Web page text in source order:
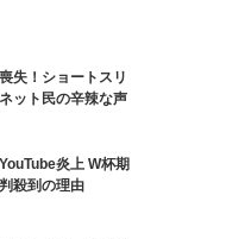
失！ショートスリ
ット民の辛辣な声
炎上 W杯期
殺到の理由